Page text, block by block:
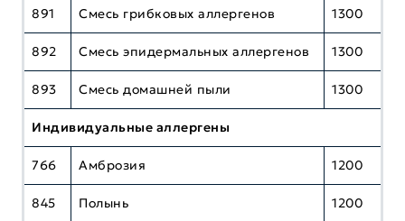
891 Смесь грибковых аллергенов 1300
892 Смесь эпидермальных аллергенов 1300
893 Смесь домашней пыли 1300
Индивидуальные аллергены
766 Амброзия 1200
845 Полынь 1200